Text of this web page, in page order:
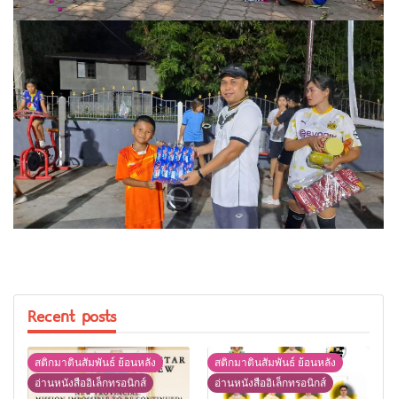
Recent posts
สติกมาตินสัมพันธ์ ย้อนหลัง
อ่านหนังสืออิเล็กทรอนิกส์
สติกมาตินสัมพันธ์ ย้อนหลัง
อ่านหนังสืออิเล็กทรอนิกส์